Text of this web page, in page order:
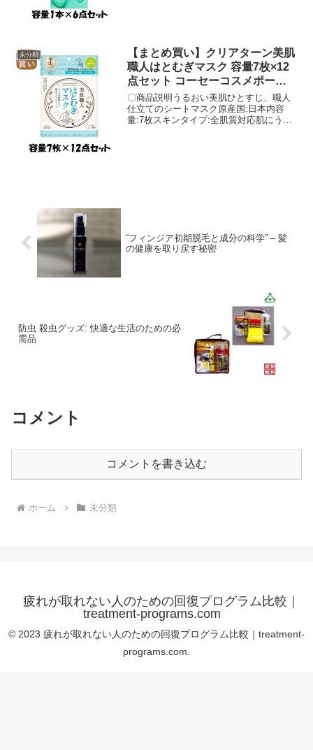
し、ジェルになります刃の1枚1枚につい
た独自のスキンガードが、肌への負担を
減らします〇商品仕様ハイドロシルク敏
感肌用ホルダー（刃付き＋替刃1コ×6点セ
ット単品サイズ440×430×220（mm） 容
量1ホン（出典Schick（シック））
未分類
【まとめ買い】クリアターン美肌
職人はとむぎマスク 容量7枚×12
点セット コーセーコスメポート
シートマスク
〇商品説明うるおい美肌ひとすじ、職人
仕立てのシートマスク原産国:日本内容
量:7枚スキンタイプ:全肌質対応肌にうる
“フィンジア初期脱毛と成分の科学” – 髪
の健康を取り戻す秘密
防虫 殺虫グッズ: 快適な生活のための必
需品
コメント
コメントを書き込む
ホーム 未分類
疲れが取れない人のための回復プログラム比較｜
treatment-programs.com
© 2023 疲れが取れない人のための回復プログラム比較｜treatment-
programs.com.